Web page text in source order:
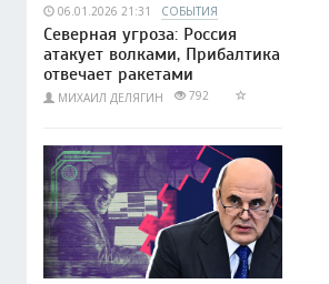
06.01.2026 21:31 СОБЫТИЯ
Северная угроза: Россия
атакует волками, Прибалтика
отвечает ракетами
МИХАИЛ ДЕЛЯГИН 792